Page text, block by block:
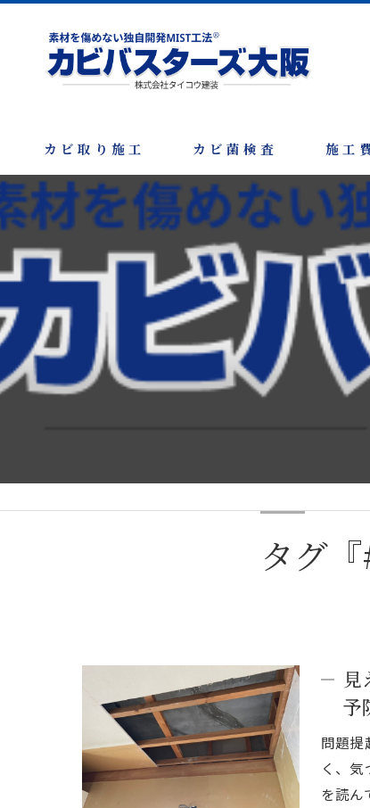
カビ取り施工 カビ菌検査 施工
タグ
予
問題提
く、
を読ん